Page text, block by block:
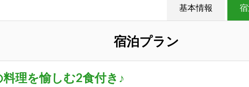
基本情報
宿泊プラン
理を愉しむ2食付き♪